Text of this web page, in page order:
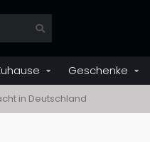
Geschenke
in Deutschland